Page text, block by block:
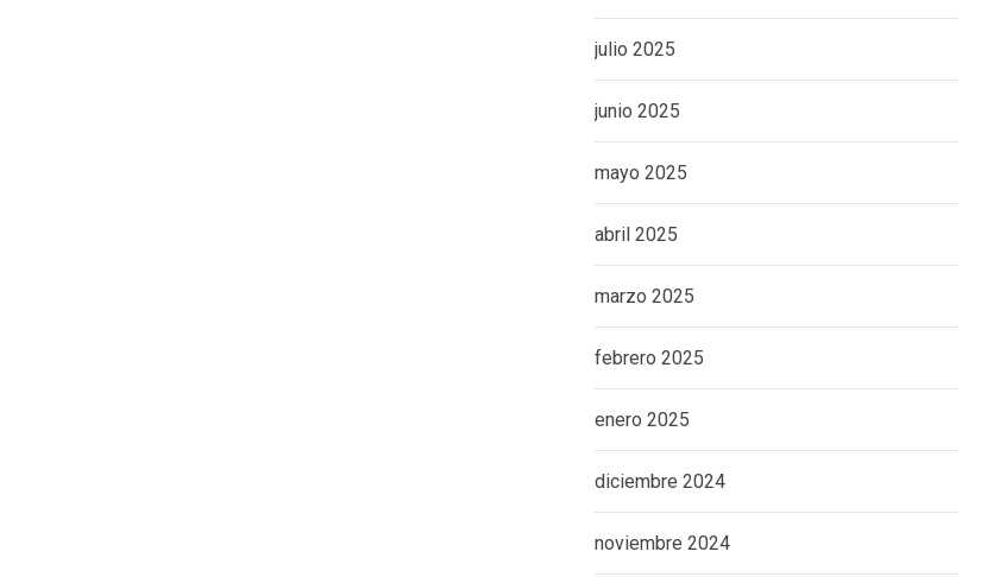
julio 2025
junio 2025
mayo 2025
abril 2025
marzo 2025
febrero 2025
enero 2025
diciembre 2024
noviembre 2024